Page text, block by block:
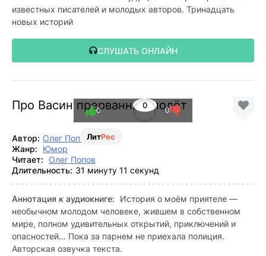
известных писателей и молодых авторов. Тринадцать
новых историй
СЛУШАТЬ ОНЛАЙН
Про Васин прерванный полёт
ЛитРес
0
0 0
Автор: Олег Попов
Жанр:
Юмор
Читает: Олег Попов
Длительность: 31 минуту 11 секунд
Аннотация к аудиокниге:
История о моём приятеле —
необычном молодом человеке, жившем в собственном
мире, полном удивительных открытий, приключений и
опасностей… Пока за парнем не приехала полиция.
Авторская озвучка текста.